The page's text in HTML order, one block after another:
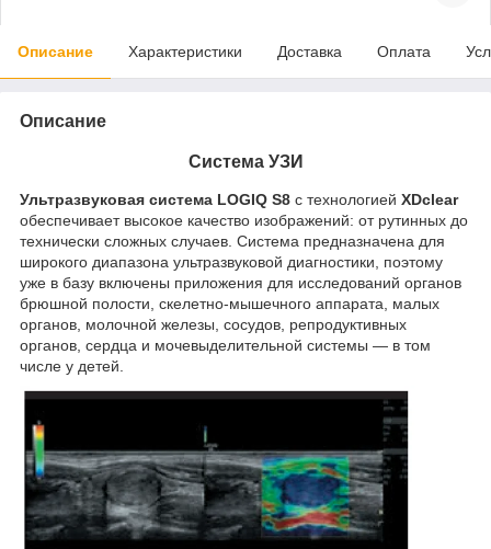
Описание Характеристики Доставка Оплата
Описание
Система УЗИ
Ультразвуковая система LOGIQ S8 с технологией XDclear
обеспечивает высокое качество изображений: от рутинных до
технически сложных случаев. Система предназначена для
широкого диапазона ультразвуковой диагностики, поэтому
уже в базу включены приложения для исследований органов
брюшной полости, скелетно-мышечного аппарата, малых
органов, молочной железы, сосудов, репродуктивных
органов, сердца и мочевыделительной системы — в том
числе у детей.